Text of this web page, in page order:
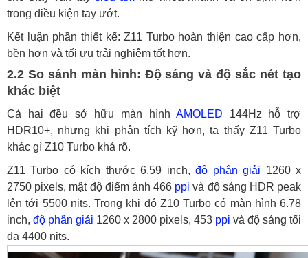
trong điều kiện tay ướt.
Kết luận phần thiết kế: Z11 Turbo hoàn thiện cao cấp hơn,
bền hơn và tối ưu trải nghiệm tốt hơn.
2.2 So sánh màn hình: Độ sáng và độ sắc nét tạo
khác biệt
Cả hai đều sở hữu màn hìnhAMOLED 144Hz hỗ trợ
HDR10+, nhưng khi phân tích kỹ hơn, ta thấy Z11 Turbo
khác gì Z10 Turbo khá rõ.
Z11 Turbo có kích thước 6.59 inch,độ phân giải 1260 x
2750 pixels, mật độ điểm ảnh 466 ppi và độ sáng HDR peak
lên tới 5500 nits. Trong khi đó Z10 Turbo có màn hình 6.78
inch, độ phân giải 1260 x 2800 pixels, 453 ppi và độ sáng tối
đa 4400 nits.